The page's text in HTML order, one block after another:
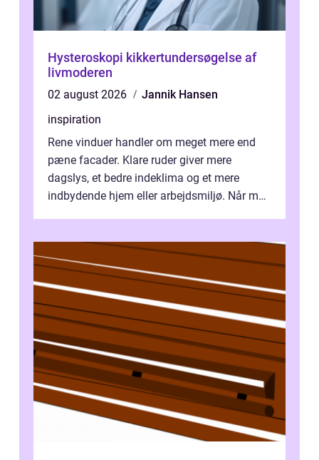
Hysteroskopi kikkertundersøgelse af
livmoderen
02 august 2026
Jannik Hansen
inspiration
Rene vinduer handler om meget mere end
pæne facader. Klare ruder giver mere
dagslys, et bedre indeklima og et mere
indbydende hjem eller arbejdsmiljø. Når man